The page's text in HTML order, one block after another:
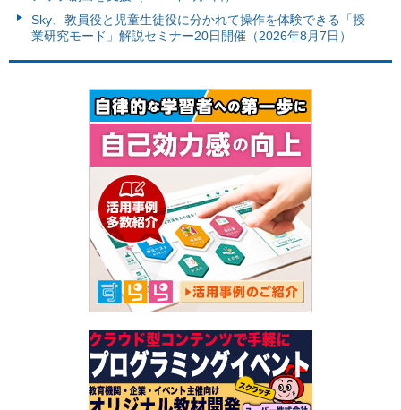
Sky、教員役と児童生徒役に分かれて操作を体験できる「授
業研究モード」解説セミナー20日開催（2026年8月7日）